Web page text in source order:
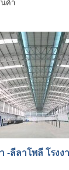
นค้า
-ลีลาโพลี โรงง